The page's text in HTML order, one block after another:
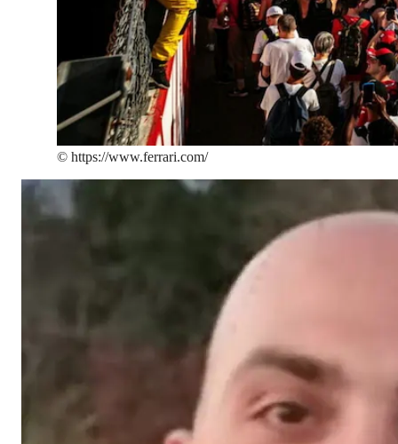
© https://www.ferrari.com/